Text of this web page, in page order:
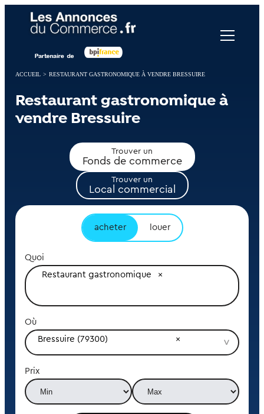
ACCUEIL > RESTAURANT GASTRONOMIQUE À VENDRE BRESSUIRE
Restaurant gastronomique à
vendre Bressuire
Trouver un
Fonds de commerce
Trouver un
Local commercial
acheter louer
Quoi
Restaurant gastronomique
Où
Bressuire (79300)
Prix
Panneau de gestion des cookies